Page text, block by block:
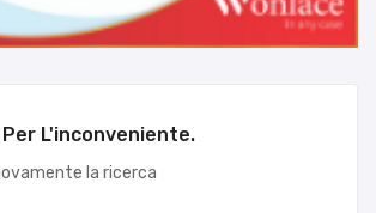
Per L'inconveniente.
la ricerca